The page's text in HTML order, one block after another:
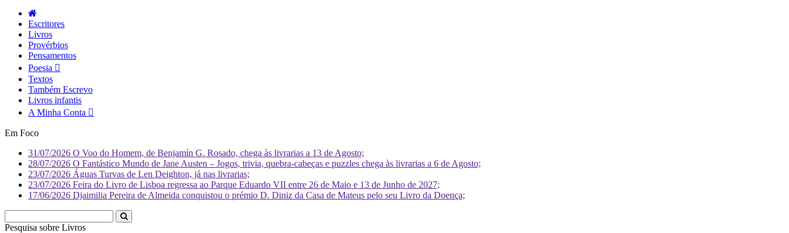
Escritores
Livros
Provérbios
Pensamentos
Poesia
Textos
Também Escrevo
Livros infantis
A Minha Conta
Em Foco
31/07/2026 O Voo do Homem, de Benjamín G. Rosado, chega às livrarias a 13 de Agosto;
28/07/2026 O Fantástico Mundo de Jane Austen – Jogos, trivia, quebra-cabeças e puzzles chega às livrarias a 6 de Agosto;
23/07/2026 Águas Turvas de Len Deighton, já nas livrarias;
23/07/2026 Feira do Livro de Lisboa regressa ao Parque Eduardo VII entre 26 de Maio e 13 de Junho de 2027;
17/06/2026 Djaimilia Pereira de Almeida conquistou o prémio D. Diniz da Casa de Mateus pelo seu Livro da Doença;
Pesquisa sobre Livr